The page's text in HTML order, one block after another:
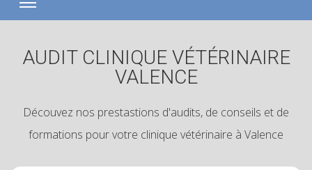
AUDIT CLINIQUE VÉTÉRINAIRE
VALENCE
Découvez nos prestastions d'audits, de conseils et de
formations pour votre clinique vétérinaire à Valence